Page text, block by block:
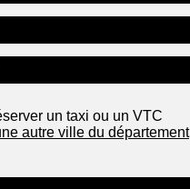
un taxi ou un VTC
autre ville du département